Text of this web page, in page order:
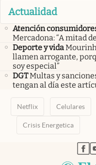
Actualidad
Atención
Mercadona: “A mitad
Deporte y vida
llamen arrogante,
soy especial”
DGTMultas y
tengan al día este
Netflix Celulares
Crisis Energetica